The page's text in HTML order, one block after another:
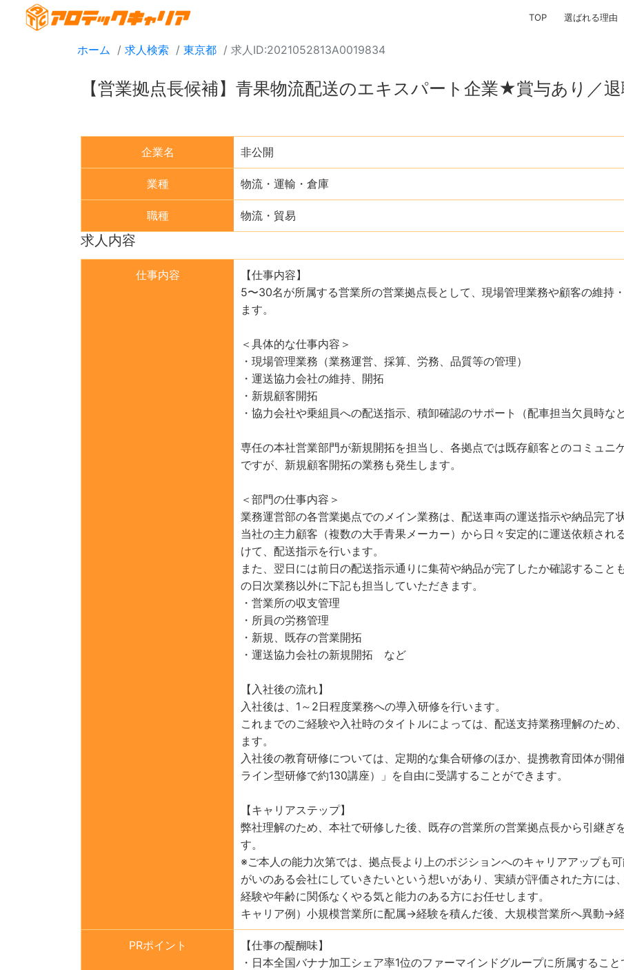
TOP 選ばれる理由
ホーム 求人検索 東京都 求人ID:2021052813A0019834
【営業拠点長候補】青果物流配送のエキスパート企業★賞与あり／退
企業名 非公開
業種 物流・運輸・倉庫
職種 物流・貿易
求人内容
仕事内容
【仕事内容】
5〜30名が所属する営業所の営業拠点長として、現場管理業務や顧客の維持
ます。
＜具体的な仕事内容＞
・現場管理業務（業務運営、採算、労務、品質等の管理）
・運送協力会社の維持、開拓
・新規顧客開拓
・協力会社や乗組員への配送指示、積卸確認のサポート（配車担当欠員時な
専任の本社営業部門が新規開拓を担当し、各拠点では既存顧客とのコミュニ
ですが、新規顧客開拓の業務も発生します。
＜部門の仕事内容＞
業務運営部の各営業拠点でのメイン業務は、配送車両の運送指示や納品完了
当社の主力顧客（複数の大手青果メーカー）から日々安定的に運送依頼され
けて、配送指示を行います。
また、翌日には前日の配送指示通りに集荷や納品が完了したか確認すること
の日次業務以外に下記も担当していただきます。
・営業所の収支管理
・所員の労務管理
・新規、既存の営業開拓
・運送協力会社の新規開拓 など
【入社後の流れ】
入社後は、1～2日程度業務への導入研修を行います。
これまでのご経験や入社時のタイトルによっては、配送支持業務理解のため
ます。
入社後の教育研修については、定期的な集合研修のほか、提携教育団体が開
ライン型研修で約130講座）」を自由に受講することができます。
【キャリアステップ】
弊社理解のため、本社で研修した後、既存の営業所の営業拠点長から引継ぎ
す。
※ご本人の能力次第では、拠点長より上のポジションへのキャリアアップも
がいのある会社にしていきたいという想いがあり、実績が評価された方には
経験や年齢に関係なくやる気と能力のある方にお任せします。
キャリア例）小規模営業所に配属→経験を積んだ後、大規模営業所へ異動→
PRポイント
【仕事の醍醐味】
・日本全国バナナ加工シェア率1位のファーマインドグループに所属するこ